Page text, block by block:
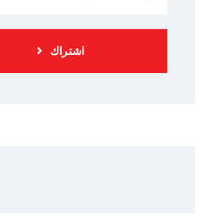
اشتراك